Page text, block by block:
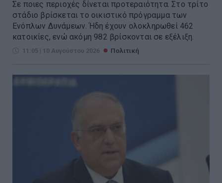
Σε ποιες περιοχές δίνεται προτεραιότητα. Στο τρίτο
στάδιο βρίσκεται το οικιστικό πρόγραμμα των
Ενόπλων Δυνάμεων. Ήδη έχουν ολοκληρωθεί 462
κατοικίες, ενώ ακόμη 982 βρίσκονται σε εξέλιξη.
11:05 | 10 Αυγούστου 2026 Πολιτική